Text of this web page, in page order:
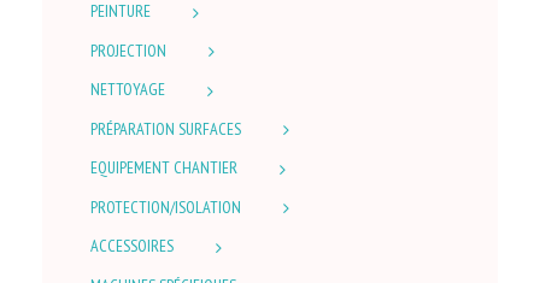
PEINTURE
PROJECTION
NETTOYAGE
PRÉPARATION SURFACES
EQUIPEMENT CHANTIER
PROTECTION/ISOLATION
ACCESSOIRES